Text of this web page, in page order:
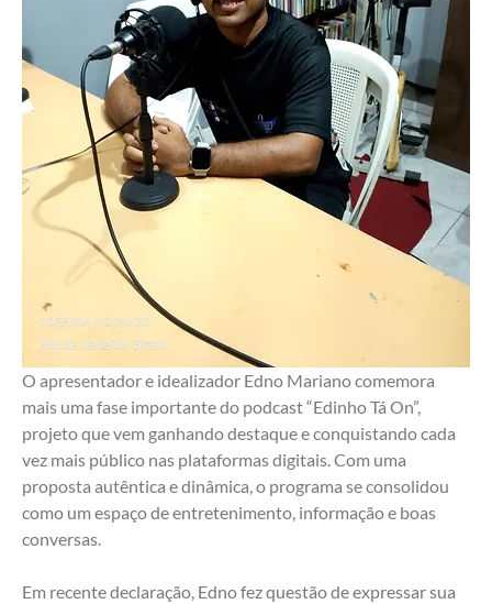
O apresentador e idealizador Edno Mariano comemora
mais uma fase importante do podcast “Edinho Tá On”,
projeto que vem ganhando destaque e conquistando cada
vez mais público nas plataformas digitais. Com uma
proposta autêntica e dinâmica, o programa se consolidou
como um espaço de entretenimento, informação e boas
conversas.
Em recente declaração, Edno fez questão de expressar sua